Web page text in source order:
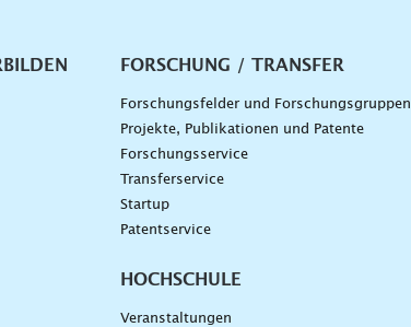
FORSCHUNG / TRANSFER
Forschungsfelder und Forschungsgruppen
Projekte, Publikationen und Patente
Forschungsservice
Transferservice
Startup
Patentservice
HOCHSCHULE
Veranstaltungen